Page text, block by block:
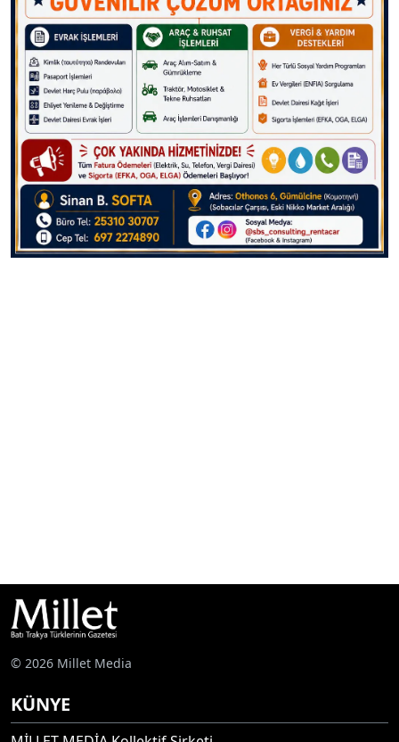
© 2026 Millet Media
KÜNYE